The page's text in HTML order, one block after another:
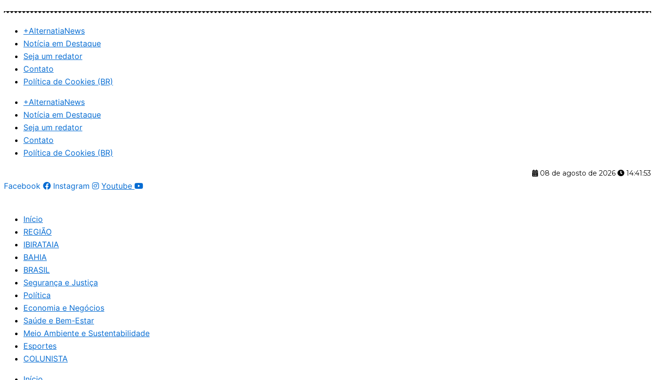
conteúdo
+AlternatiaNews
Notícia em Destaque
Seja um redator
Contato
Política de Cookies (BR)
+AlternatiaNews
Notícia em Destaque
Seja um redator
Contato
Política de Cookies (BR)
08 de agosto de 2026 14:41:54
Facebook Instagram Youtube
Início
REGIÃO
IBIRATAIA
BAHIA
BRASIL
Segurança e Justiça
Política
Economia e Negócios
Saúde e Bem-Estar
Meio Ambiente e Sustentabilidade
Esportes
COLUNISTA